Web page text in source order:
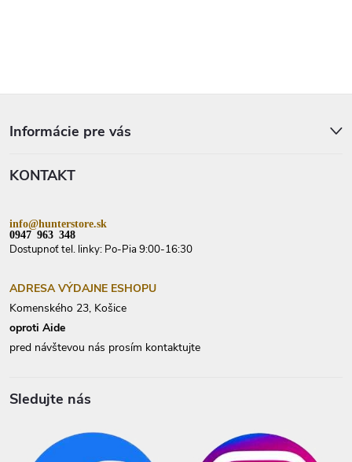
Informácie pre vás
KONTAKT
info@hunterstore.sk
0947 963 348
Dostupnoť tel. linky: Po-Pia 9:00-16:30
ADRESA VÝDAJNE ESHOPU
Komenského 23, Košice
oproti Aide
pred návštevou nás prosím kontaktujte
Sledujte nás